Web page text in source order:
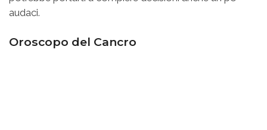
audaci.
Oroscopo del Cancro